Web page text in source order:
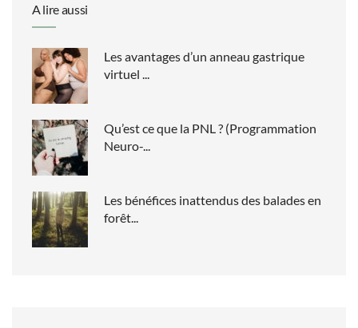
A lire aussi
Les avantages d’un anneau gastrique
virtuel ...
Qu’est ce que la PNL ? (Programmation
Neuro-...
Les bénéfices inattendus des balades en
forêt...